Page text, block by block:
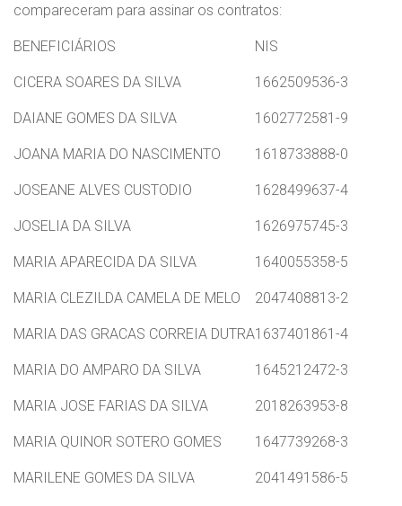
compareceram para assinar os contratos:
BENEFICIÁRIOS NIS
CICERA SOARES DA SILVA 1662509536-3
DAIANE GOMES DA SILVA 1602772581-9
JOANA MARIA DO NASCIMENTO 1618733888-0
JOSEANE ALVES CUSTODIO 1628499637-4
JOSELIA DA SILVA 1626975745-3
MARIA APARECIDA DA SILVA 1640055358-5
MARIA CLEZILDA CAMELA DE MELO 2047408813-2
MARIA DAS GRACAS CORREIA DUTRA1637401861-4
MARIA DO AMPARO DA SILVA 1645212472-3
MARIA JOSE FARIAS DA SILVA 2018263953-8
MARIA QUINOR SOTERO GOMES 1647739268-3
MARILENE GOMES DA SILVA 2041491586-5